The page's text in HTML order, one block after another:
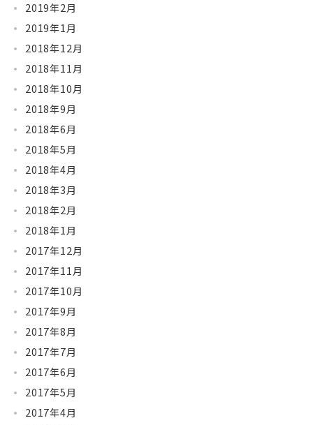
2019年2月
2019年1月
2018年12月
2018年11月
2018年10月
2018年9月
2018年6月
2018年5月
2018年4月
2018年3月
2018年2月
2018年1月
2017年12月
2017年11月
2017年10月
2017年9月
2017年8月
2017年7月
2017年6月
2017年5月
2017年4月